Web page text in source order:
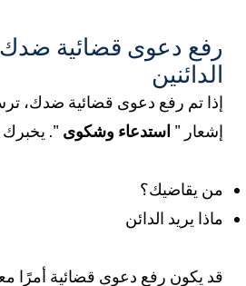
رفع دعوى قضائية ضدك
الدائنين
إذا تم رفع دعوى قضائية ضدك،
إشعار "استدعاء وشكوى". يخبرك
من يقاضيك؟
ماذا يريد الدائن
قد يكون رفع دعوى قضائية أمرًا